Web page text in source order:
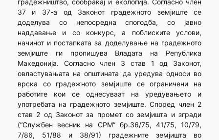
градежништво, сообраќај и екологија. Согласно член
37 и 37-а од Законот градежното земјиште се
доделува со непосредна спогодба, со јавно
наддавање и со конкурс, а поблиските услови,
начинот и постапката за доделување на градежното
земјиште ги пропишува Владата на Република
Македонија. Согласно член 3 став 1 од Законот,
овластувањата на општината да уредува односи во
врска со градежното земјиште се ограничени на
работите кои се однесуваат на уредувањето и
употребата на градежното земјиште. Според член 2
став 2 од Законот за промет со земјишта и згради
(“Службен весник на СРМ” бр.36/75, 41/75, 10/79,
7/86, 51/88 и 38/91) градежните земјишта во